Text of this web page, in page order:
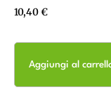
10,40€
Aggiungi al